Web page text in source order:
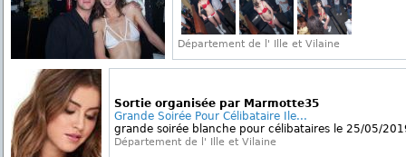
Département de l' Ille et Vilaine
Sortie organisée par Marmotte35
Grande Soirée Pour Célibataire Ile...
grande soirée blanche pour célibataires le 25/05/
Département de l' Ille et Vilaine